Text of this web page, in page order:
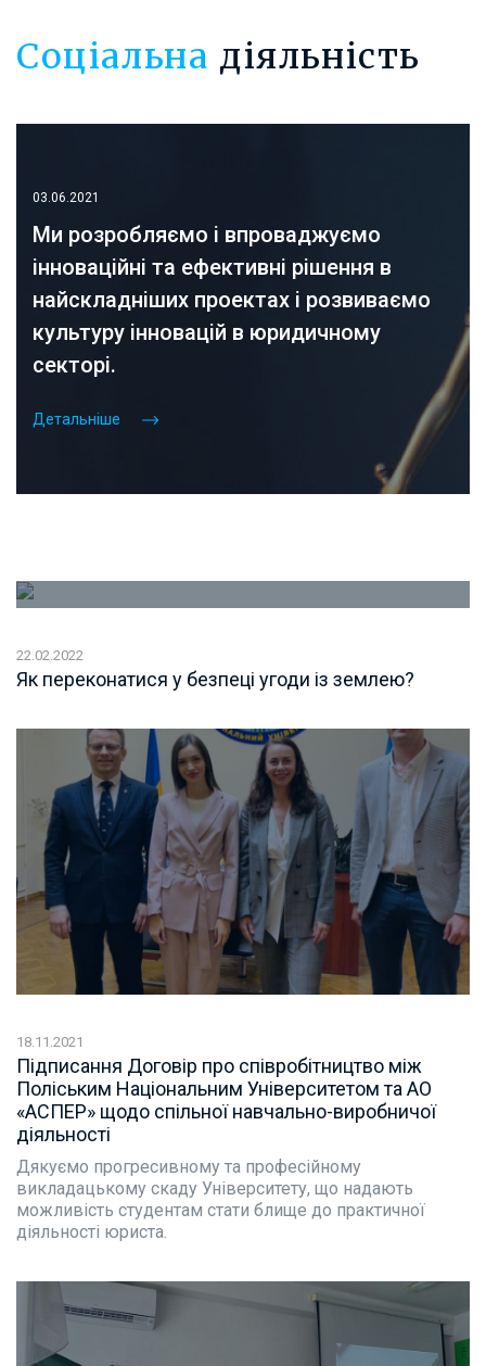
Соціальна діяльність
03.06.2021
Ми розробляємо і впроваджуємо
інноваційні та ефективні рішення в
найскладніших проектах і розвиваємо
культуру інновацій в юридичному
секторі.
Детальніше
22.02.2022
Як переконатися у безпеці угоди із землею?
18.11.2021
Підписання Договір про співробітництво між
Поліським Національним Університетом та АО
«АСПЕР» щодо спільної навчально-виробничої
діяльності
Дякуємо прогресивному та професійному
викладацькому скаду Університету, що надають
можливість студентам стати блище до практичної
діяльності юриста.